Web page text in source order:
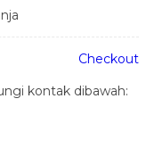
Checkout
kontak dibawah: